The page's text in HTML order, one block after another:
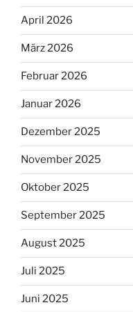
April 2026
März 2026
Februar 2026
Januar 2026
Dezember 2025
November 2025
Oktober 2025
September 2025
August 2025
Juli 2025
Juni 2025